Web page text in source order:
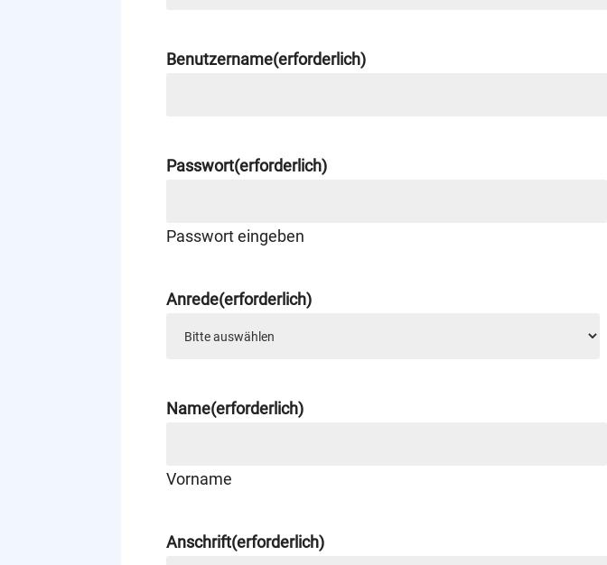
Benutzername(erforderlich)
Passwort(erforderlich)
Passwort eingeben
Anrede(erforderlich)
Name(erforderlich)
Vorname
Anschrift(erforderlich)